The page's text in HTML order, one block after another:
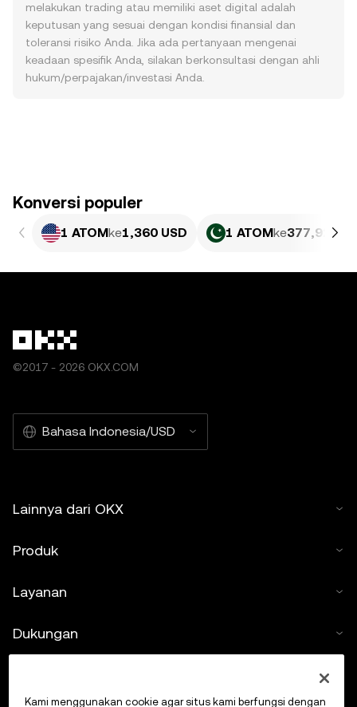
melakukan trading atau memiliki aset digital adalah
keputusan yang sesuai dengan kondisi finansial dan
toleransi risiko Anda. Jika ada pertanyaan mengenai
keadaan spesifik Anda, silakan berkonsultasi dengan ahli
hukum/perpajakan/investasi Anda.
Konversi populer
1 ATOMke1,360 USD 1 ATOMke377,92
©2017 - 2026 OKX.COM
Bahasa Indonesia/USD
Lainnya dari OKX
Produk
Layanan
Dukungan
Kami menggunakan cookie agar situs kami berfungsi dengan